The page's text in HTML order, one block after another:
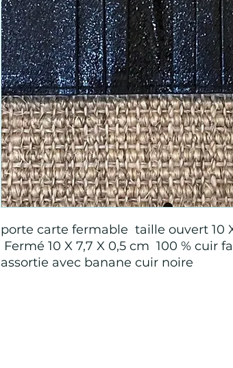
porte carte fermable taille ouvert 10
Fermé 10 X 7,7 X 0,5 cm 100 % cuir
assortie avec banane cuir noire